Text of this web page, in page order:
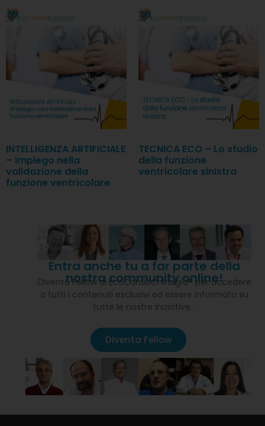
INTELLIGENZA ARTIFICIALE
– Impiego nella
validazione della
funzione ventricolare
TECNICA ECO – Lo studio
della funzione
ventricolare sinistra
Entra anche tu a far parte della
nostra community online!
Diventa Fellow di EcoCardioChirurgia® per accedere
a tutti i contenuti esclusivi ed essere informato su
tutte le nostre iniziative…
Diventa Fellow